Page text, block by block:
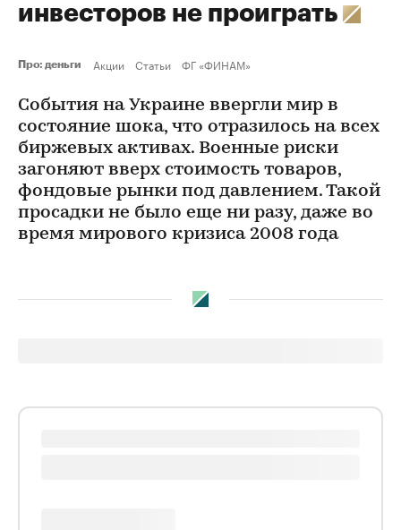
инвесторов не проиграть
Про: деньги Акции Статьи ФГ «ФИНАМ»
События на Украине ввергли мир в
состояние шока, что отразилось на всех
биржевых активах. Военные риски
загоняют вверх стоимость товаров,
фондовые рынки под давлением. Такой
просадки не было еще ни разу, даже во
время мирового кризиса 2008 года